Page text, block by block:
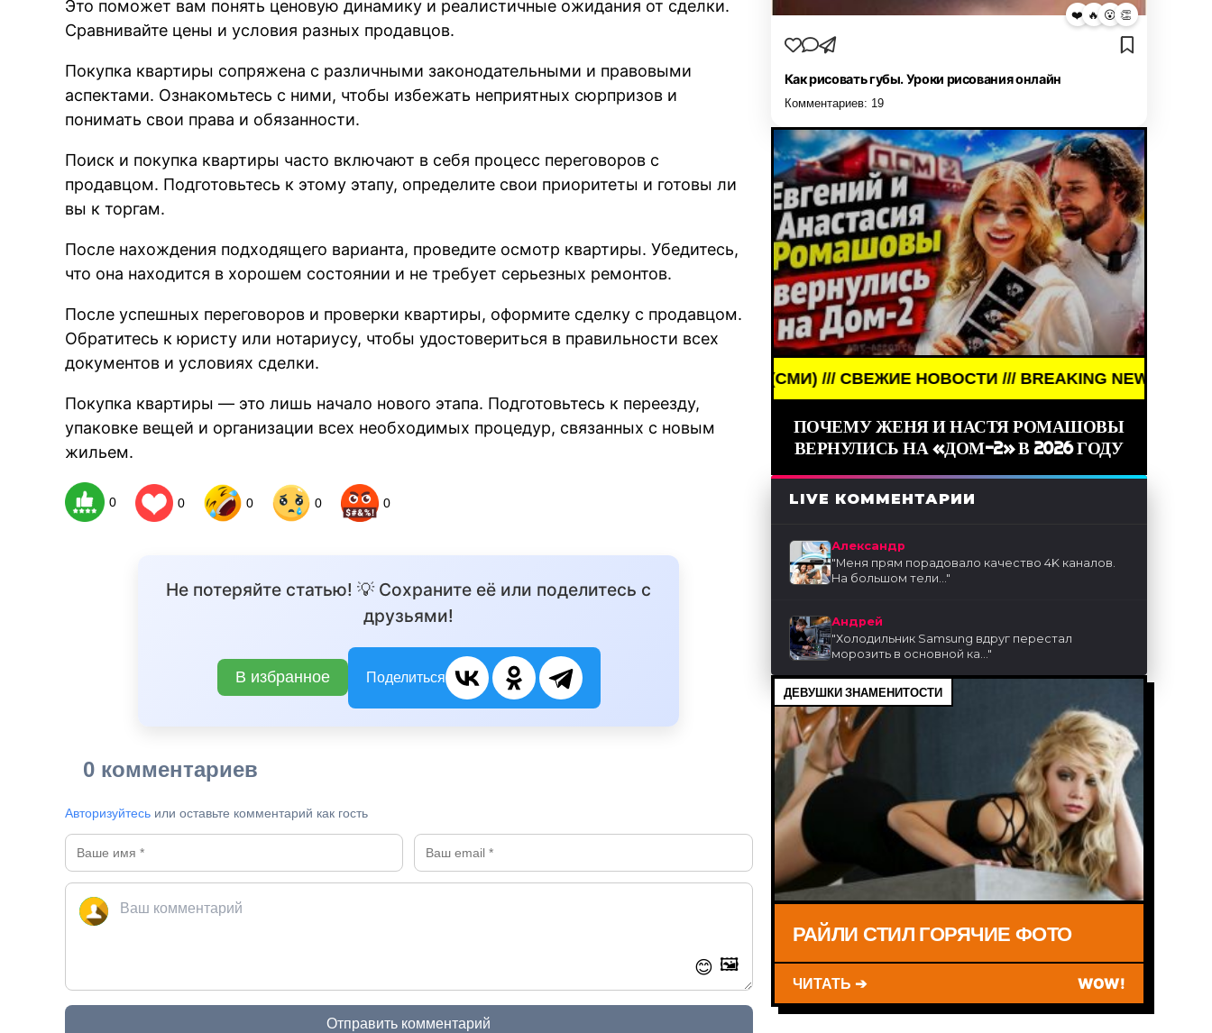
Это поможет вам понять ценовую динамику и реалистичные ожидания от сделки.
Сравнивайте цены и условия разных продавцов.
Покупка квартиры сопряжена с различными законодательными и правовыми
аспектами. Ознакомьтесь с ними, чтобы избежать неприятных сюрпризов и
понимать свои права и обязанности.
Поиск и покупка квартиры часто включают в себя процесс переговоров с
продавцом. Подготовьтесь к этому этапу, определите свои приоритеты и готовы ли
вы к торгам.
После нахождения подходящего варианта, проведите осмотр квартиры. Убедитесь,
что она находится в хорошем состоянии и не требует серьезных ремонтов.
После успешных переговоров и проверки квартиры, оформите сделку с продавцом.
Обратитесь к юристу или нотариусу, чтобы удостовериться в правильности всех
документов и условиях сделки.
Покупка квартиры — это лишь начало нового этапа. Подготовьтесь к переезду,
упаковке вещей и организации всех необходимых процедур, связанных с новым
жильем.
0 0 0 0 0
Не потеряйте статью! 💡 Сохраните её или поделитесь с
друзьями!
В избранное Поделиться
0 комментариев
Авторизуйтесь или оставьте комментарий как гость
😊 🖼️
Отправить комментарий
❤️ 🔥 😮 👏
Как рисовать губы. Уроки рисования онлайн
Комментариев: 19
BREAKING NEWS /// НОВОСТИ (СМИ) /// СВЕЖИЕ НОВОСТИ /// BREAKING NEWS /// НОВОСТИ
ПОЧЕМУ ЖЕНЯ И НАСТЯ РОМАШОВЫ
ВЕРНУЛИСЬ НА «ДОМ-2» В 2026 ГОДУ
LIVE КОММЕНТАРИИ
Александр
"Меня прям порадовало качество 4K каналов.
На большом тели..."
Андрей
"Холодильник Samsung вдруг перестал
морозить в основной ка..."
ДЕВУШКИ ЗНАМЕНИТОСТИ
РАЙЛИ СТИЛ ГОРЯЧИЕ ФОТО
ЧИТАТЬ ➔ WOW!